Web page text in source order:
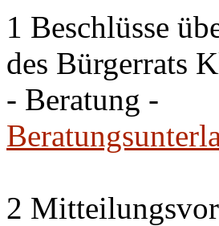
1 Beschlüsse
des Bürgerrats
- Beratung -
2